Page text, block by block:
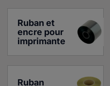
Ruban et
encre pour
imprimante
Ruban